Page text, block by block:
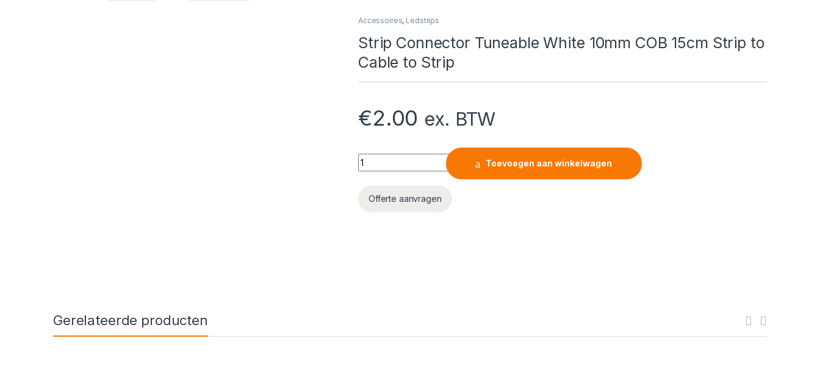
Accessoires, Ledstrips
Strip Connector Tuneable White 10mm COB 15cm Strip to
Cable to Strip
€2.00 ex. BTW
Strip Connector Tuneable White 10mm COB 15cm Strip to Cable to Strip quantity
Toevoegen aan winkelwagen
Offerte aanvragen
Gerelateerde producten